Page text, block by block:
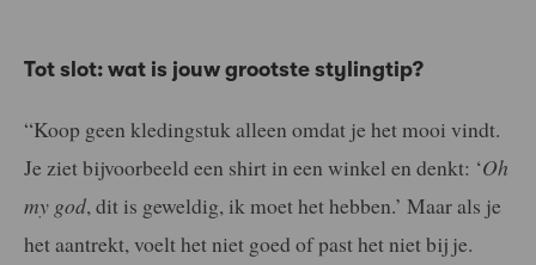
Tot slot: wat is jouw grootste stylingtip?
“Koop geen kledingstuk alleen omdat je het mooi vindt.
Je ziet bijvoorbeeld een shirt in een winkel en denkt: ‘Oh
my god, dit is geweldig, ik moet het hebben.’ Maar als je
het aantrekt, voelt het niet goed of past het niet bij je.